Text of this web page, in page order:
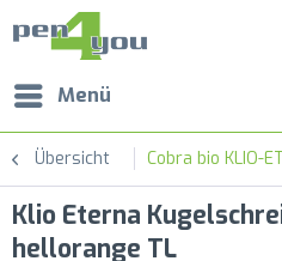
Menü
Übersicht Cobra bio KLIO-
Klio Eterna
hellorange TL